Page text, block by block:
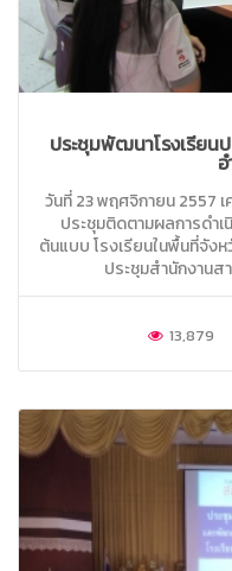
ประชุมพัฒนาโรงเรีย
วันที่ 23 พฤศจิกายน 2557
ประชุมติดตามผลการดำ
ต้นแบบ โรงเรียนในพื้นที่จัง
ประชุมสำนักงาน
13,879